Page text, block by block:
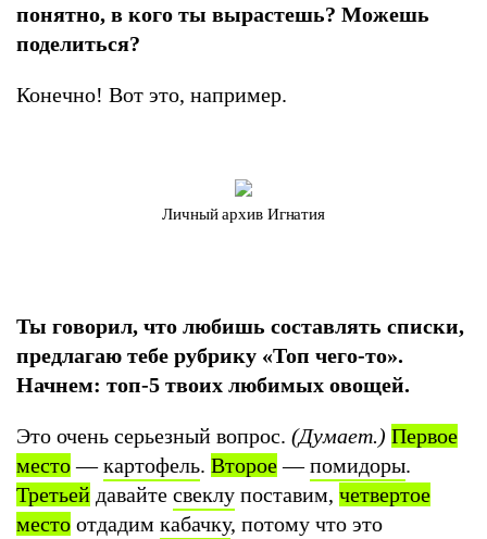
понятно, в кого ты вырастешь? Можешь
поделиться?
Конечно! Вот это, например.
Личный архив Игнатия
Ты говорил, что любишь составлять списки,
предлагаю тебе рубрику «Топ чего-то».
Начнем: топ-5 твоих любимых овощей.
Это очень серьезный вопрос. (Думает.) Первое
место—картофель. Второе—помидоры.
Третьей давайте свеклу поставим, четвертое
место отдадим кабачку, потому что это